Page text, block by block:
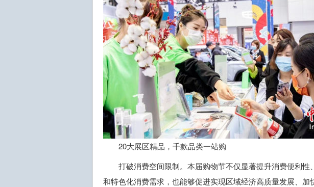
20大展区精品，千款品类一站购
打破消费空间限制。本届购物节不仅显著提升消费便利
和特色化消费需求，也能够促进实现区域经济高质量发展、加